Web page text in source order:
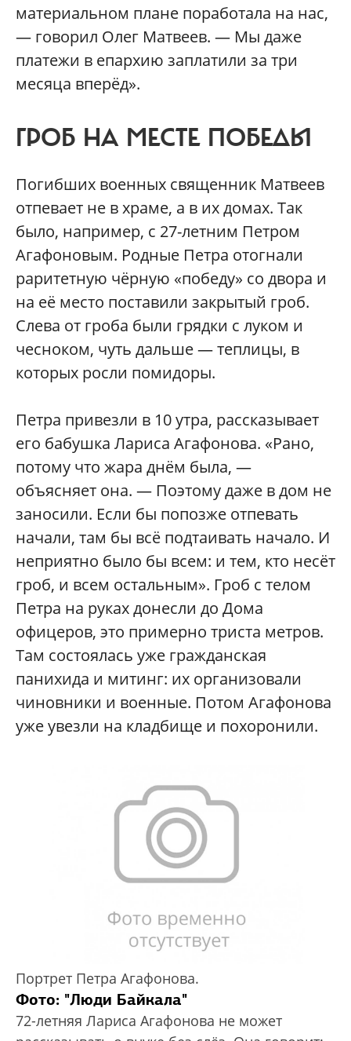
материальном плане поработала на нас,
— говорил Олег Матвеев. — Мы даже
платежи в епархию заплатили за три
месяца вперёд».
ГРОБ НА МЕСТЕ ПОБЕДЫ
Погибших военных священник Матвеев
отпевает не в храме, а в их домах. Так
было, например, с 27-летним Петром
Агафоновым. Родные Петра отогнали
раритетную чёрную «победу» со двора и
на её место поставили закрытый гроб.
Слева от гроба были грядки с луком и
чесноком, чуть дальше — теплицы, в
которых росли помидоры.
Петра привезли в 10 утра, рассказывает
его бабушка Лариса Агафонова. «Рано,
потому что жара днём была, —
объясняет она. — Поэтому даже в дом не
заносили. Если бы попозже отпевать
начали, там бы всё подтаивать начало. И
неприятно было бы всем: и тем, кто несёт
гроб, и всем остальным». Гроб с телом
Петра на руках донесли до Дома
офицеров, это примерно триста метров.
Там состоялась уже гражданская
панихида и митинг: их организовали
чиновники и военные. Потом Агафонова
уже увезли на кладбище и похоронили.
Портрет Петра Агафонова.
Фото: "Люди Байкала"
72-летняя Лариса Агафонова не может